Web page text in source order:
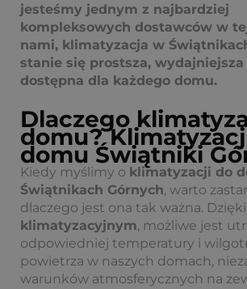
jesteśmy jednym z najbardziej
kompleksowych dostawców w
nami, klimatyzacja w
stanie się prostsza,
dostępna dla każdego domu.
Dlaczego
domu?
domu Świątniki
Kiedy myślimy o klimatyzacji do
Świątnikach Górnych, warto
dlaczego jest ona tak ważna. Dzięki
klimatyzacyjnym, możliwe jest
odpowiedniej temperatury i
powietrza w naszych domach,
warunków atmosferycznych na